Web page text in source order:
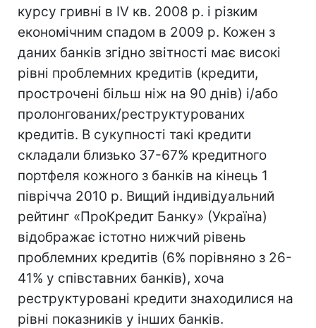
курсу гривні в IV кв. 2008 р. і різким
економічним спадом в 2009 р. Кожен з
даних банків згідно звітності має високі
рівні проблемних кредитів (кредити,
прострочені більш ніж на 90 днів) і/або
пролонгованих/реструктурованих
кредитів. В сукупності такі кредити
складали близько 37-67% кредитного
портфеля кожного з банків на кінець 1
піврічча 2010 р. Вищий індивідуальний
рейтинг «ПроКредит Банку» (Україна)
відображає істотно нижчий рівень
проблемних кредитів (6% порівняно з 26-
41% у співставних банків), хоча
реструктуровані кредити знаходилися на
рівні показників у інших банків.